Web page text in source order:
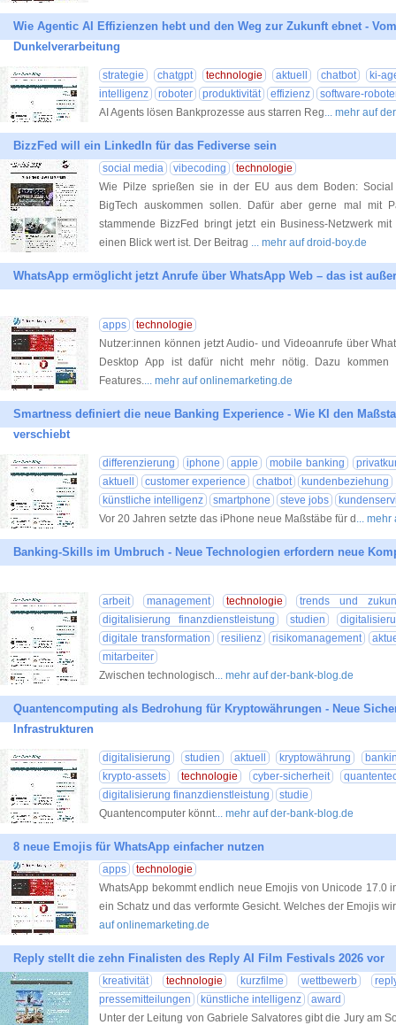
Wie Agentic AI Effizienzen hebt und den Weg zur Zukunft ebnet -
Dunkelverarbeitung
strategie chatgpt technologie aktuell chatbot
ki-
intelligenz
roboter produktivität effizienz
software-
AI Agents lösen Bankprozesse aus starren Reg... mehr auf
BizzFed will ein LinkedIn für das Fediverse sein
social media vibecoding
technologie
Wie Pilze sprießen sie in der EU aus dem Boden:
BigTech auskommen sollen. Dafür aber gerne mal mit
stammende BizzFed bringt jetzt ein Business-Netzwerk
einen Blick wert ist. Der Beitrag ... mehr auf droid-boy.de
WhatsApp ermöglicht jetzt Anrufe über WhatsApp Web – das ist
apps
technologie
Nutzer:innen können jetzt Audio- und Videoanrufe über
Desktop App ist dafür nicht mehr nötig. Dazu
Features.... mehr auf onlinemarketing.de
Smartness definiert die neue Banking Experience - Wie KI den
verschiebt
differenzierung iphone apple mobile banking
aktuell
customer experience chatbot
kundenbeziehung
künstliche intelligenz
smartphone steve jobs
Vor 20 Jahren setzte das iPhone neue Maßstäbe für d ... mehr
Banking-Skills im Umbruch - Neue Technologien erfordern neue
arbeit management technologie
trends und
digitalisierung finanzdienstleistung
studien
digitale transformation
resilienz risikomanagement
mitarbeiter
Zwischen technologisch... mehr auf der-bank-blog.de
Quantencomputing als Bedrohung für Kryptowährungen - Neue
Infrastrukturen
digitalisierung studien aktuell kryptowährung
krypto-assets
technologie cyber-sicherheit
digitalisierung finanzdienstleistung
studie
Quantencomputer könnt... mehr auf der-bank-blog.de
8 neue Emojis für WhatsApp einfacher nutzen
apps
technologie
WhatsApp bekommt endlich neue Emojis von Unicode 17.0
ein Schatz und das verformte Gesicht. Welches der Emojis
auf onlinemarketing.de
Reply stellt die zehn Finalisten des Reply AI Film Festivals 2026 vor
kreativität technologie kurzfilme wettbewerb
pressemitteilungen
künstliche intelligenz
award
Unter der Leitung von Gabriele Salvatores gibt die Jury am